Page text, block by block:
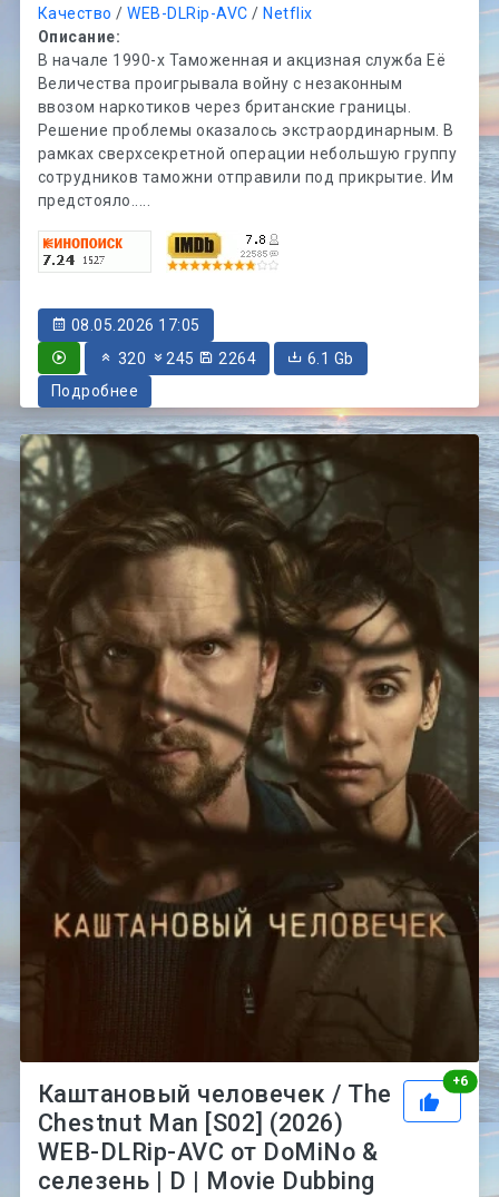
Качество /WEB-DLRip-AVC / Netflix
Описание:
В начале 1990-х Таможенная и акцизная служба Её
Величества проигрывала войну с незаконным
ввозом наркотиков через британские границы.
Решение проблемы оказалось экстраординарным. В
рамках сверхсекретной операции небольшую группу
сотрудников таможни отправили под прикрытие. Им
предстояло.....
08.05.2026 17:05
320
245 2264
6.1 Gb
Подробнее
+6
Каштановый человечек / The
Chestnut Man [S02] (2026)
WEB-DLRip-AVC от DoMiNo &
селезень | D | Movie Dubbing